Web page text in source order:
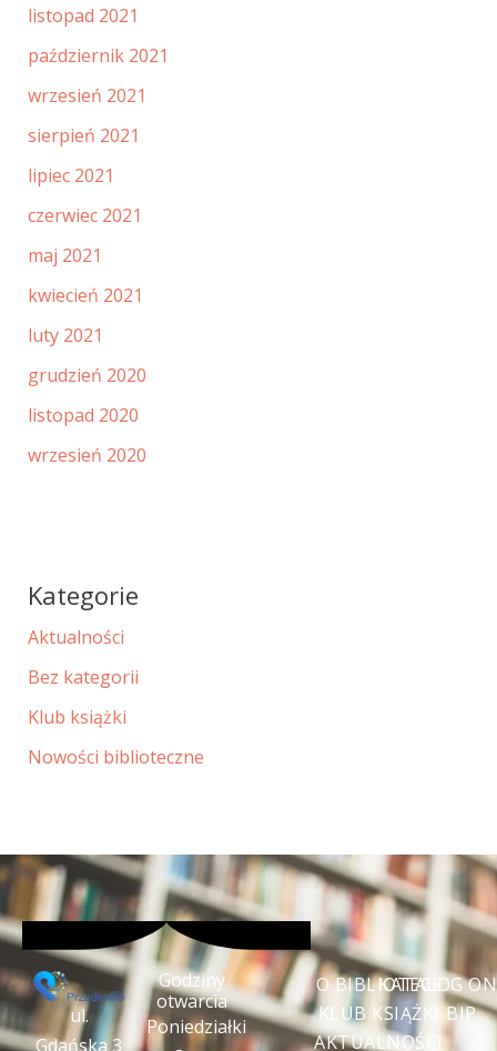
listopad 2021
październik 2021
wrzesień 2021
sierpień 2021
lipiec 2021
czerwiec 2021
maj 2021
kwiecień 2021
luty 2021
grudzień 2020
listopad 2020
wrzesień 2020
Kategorie
Aktualności
Bez kategorii
Klub książki
Nowości biblioteczne
ul.
Gdańska 3
Godziny
otwarcia
Poniedziałki
O BIBLIOTECE
KLUB KSIĄŻKI
AKTUALNOŚCI
KATALOG
BIP